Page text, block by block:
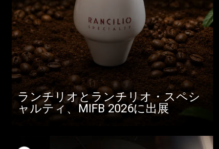
ランチリオとランチリオ・スペシ
ャルティ、MIFB 2026に出展